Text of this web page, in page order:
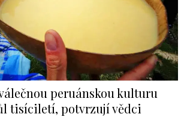
peruánskou kulturu
tisíciletí, potvrzují vědci